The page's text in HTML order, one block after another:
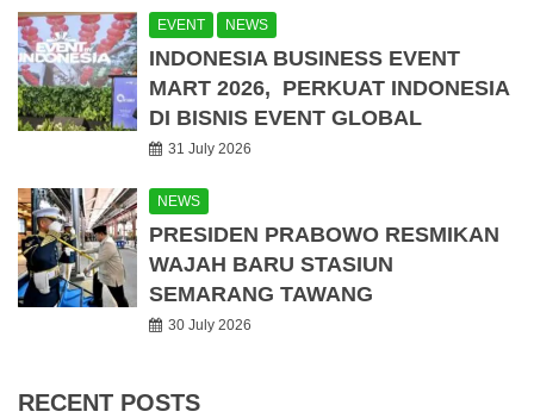
EVENT NEWS
INDONESIA BUSINESS EVENT
MART 2026, PERKUAT INDONESIA
DI BISNIS EVENT GLOBAL
31 July 2026
NEWS
PRESIDEN PRABOWO RESMIKAN
WAJAH BARU STASIUN
SEMARANG TAWANG
30 July 2026
RECENT POSTS